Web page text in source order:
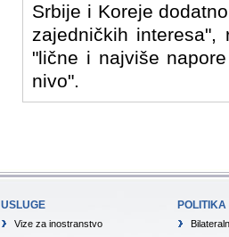
Srbije i Koreje
zajedničkih
"lične i najviše
nivo".
USLUGE
Vize za inostranstvo
POLITIKA